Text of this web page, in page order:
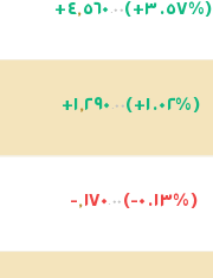
+٤,٥٦٠ .٠٠ (+٣.٥٧%)
+١,٢٩٠ .٠٠ (+١.٠٢%)
-,١٧٠ .٠٠ (-٠.١٣%)